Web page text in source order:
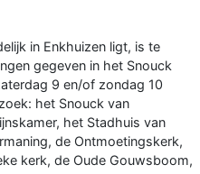
in Enkhuizen ligt, is te
gegeven in het Snouck
9 en/of zondag 10
het Snouck van
het Stadhuis van
de Ontmoetingskerk,
kerk, de Oude Gouwsboom,